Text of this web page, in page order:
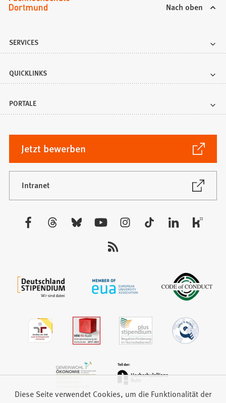
Nach oben
SERVICES
QUICKLINKS
PORTALE
Jetzt bewerben
(Öffnet
in
einem
neuen
Tab)
Intranet
(Öffnet
neuen
Besuchen
Diese Seite verwendet Cookies, um die Funktionalität der